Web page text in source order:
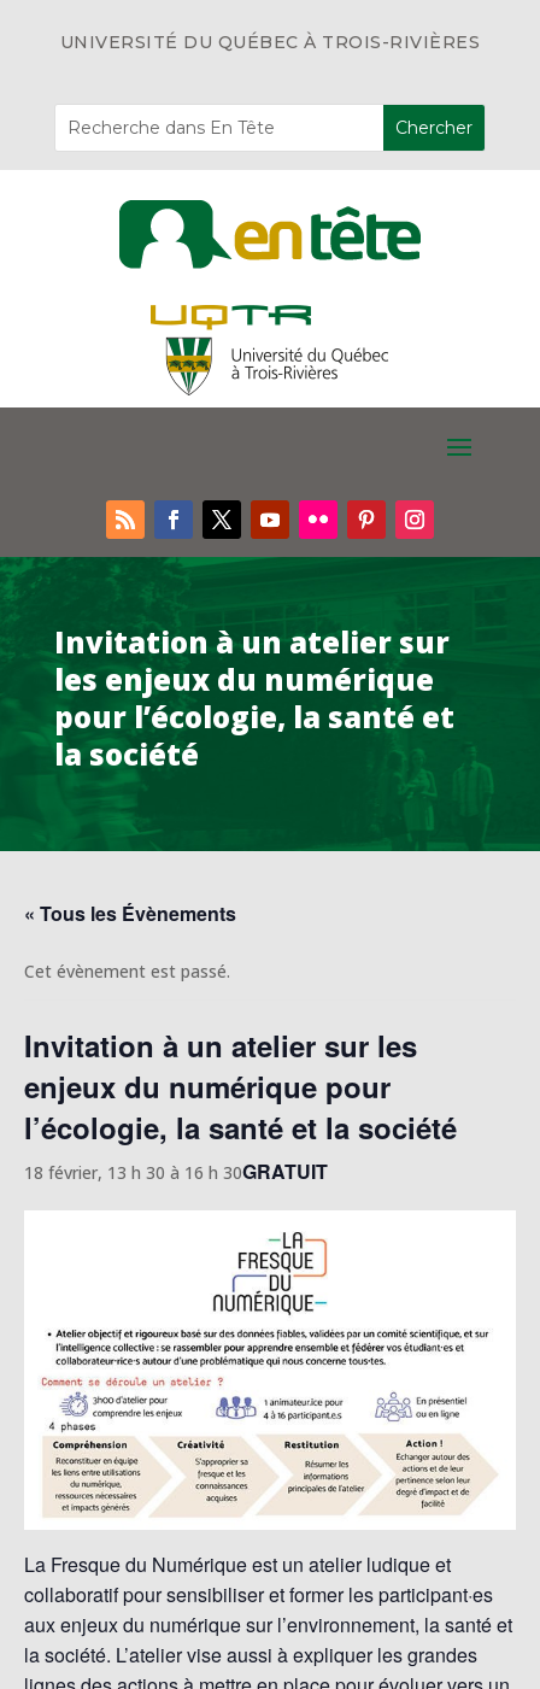
UNIVERSITÉ DU QUÉBEC À TROIS-RIVIÈRES
Invitation à un atelier sur
les enjeux du numérique
pour l’écologie, la santé et
la société
« Tous les Évènements
Cet évènement est passé.
Invitation à un atelier sur les
enjeux du numérique pour
l’écologie, la santé et la société
18 février, 13 h 30 à 16 h 30GRATUIT
La Fresque du Numérique est un atelier ludique et
collaboratif pour sensibiliser et former les participant·es
aux enjeux du numérique sur l’environnement, la santé et
la société. L’atelier vise aussi à expliquer les grandes